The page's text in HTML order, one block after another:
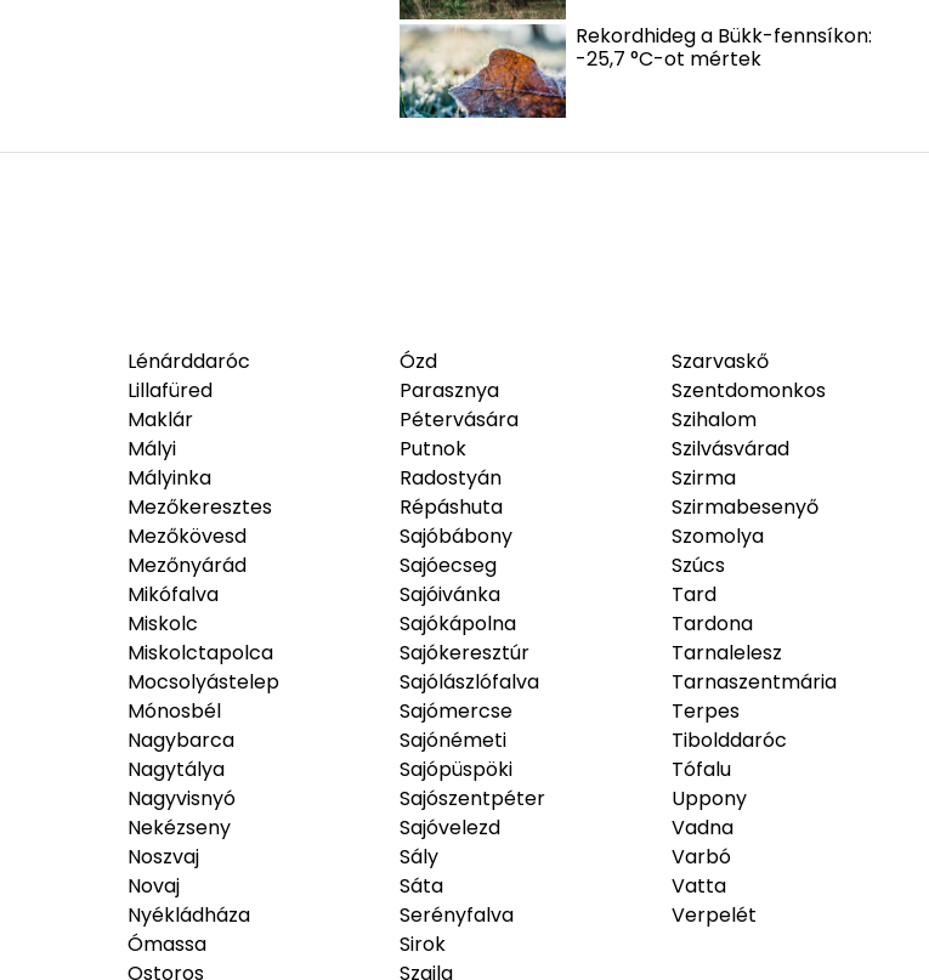
Rekordhideg a Bükk-fennsíkon:
-25,7 °C-ot mértek
Lénárddaróc
Lillafüred
Maklár
Mályi
Mályinka
Mezőkeresztes
Mezőkövesd
Mezőnyárád
Mikófalva
Miskolc
Miskolctapolca
Mocsolyástelep
Mónosbél
Nagybarca
Nagytálya
Nagyvisnyó
Nekézseny
Noszvaj
Novaj
Nyékládháza
Ómassa
Ostoros
Ózd
Parasznya
Pétervására
Putnok
Radostyán
Répáshuta
Sajóbábony
Sajóecseg
Sajóivánka
Sajókápolna
Sajókeresztúr
Sajólászlófalva
Sajómercse
Sajónémeti
Sajópüspöki
Sajószentpéter
Sajóvelezd
Sály
Sáta
Serényfalva
Sirok
Szajla
Szarvaskő
Szentdomonkos
Szihalom
Szilvásvárad
Szirma
Szirmabesenyő
Szomolya
Szúcs
Tard
Tardona
Tarnalelesz
Tarnaszentmária
Terpes
Tibolddaróc
Tófalu
Uppony
Vadna
Varbó
Vatta
Verpelét